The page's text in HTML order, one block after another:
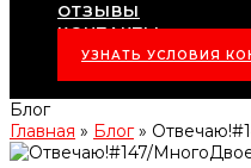
ОТЗЫВЫ
КОНТАКТЫ
УЗНАТЬ УСЛОВИЯ
Блог
Главная » Блог»